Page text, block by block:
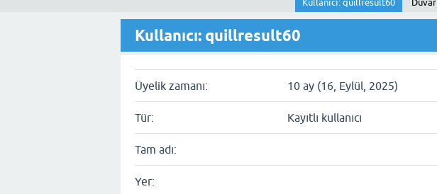
Kullanıcı: quillresult60 Duvar
Kullanıcı: quillresult60
Üyelik zamanı: 10 ay (16, Eylül, 2025)
Tür: Kayıtlı kullanıcı
Tam adı:
Yer: